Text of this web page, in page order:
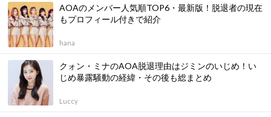
AOAのメンバー人気順TOP6・最新版！脱退者の現在
もプロフィール付きで紹介
hana
クォン・ミナのAOA脱退理由はジミンのいじめ！い
じめ暴露騒動の経緯・その後も総まとめ
Luccy